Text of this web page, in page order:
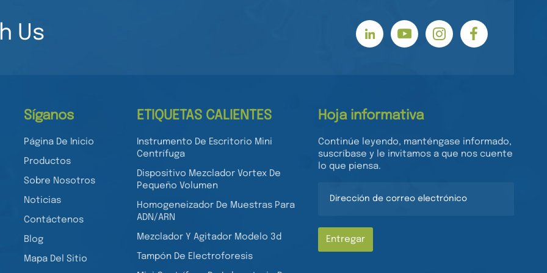
Us
Síganos
Página De Inicio
Productos
Sobre Nosotros
Noticias
Contáctenos
Blog
Mapa Del Sitio
ETIQUETAS CALIENTES
Instrumento De Escritorio Mini
Centrífuga
Dispositivo Mezclador Vortex De
Pequeño Volumen
Homogeneizador De Muestras Para
ADN/ARN
Mezclador Y Agitador Modelo 3d
Tampón De Electroforesis
Hoja informativa
Continúe leyendo, manténgase informado,
suscríbase y le invitamos a que nos cuente
lo que piensa.
Entregar